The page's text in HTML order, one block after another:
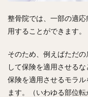
整骨院では、一部の適
用することができます。
そのため、例えばただ
して保険を適用させる
保険を適用させるモラ
ます。（いわゆる部位転